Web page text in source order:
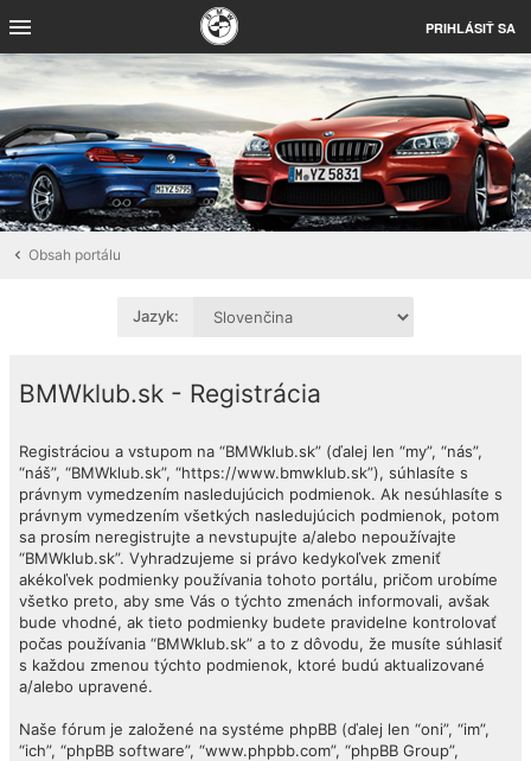
PRIHLÁSIŤ SA
Obsah portálu
Jazyk:
BMWklub.sk - Registrácia
Registráciou a vstupom na “BMWklub.sk” (ďalej len “my”, “nás”,
“náš”, “BMWklub.sk”, “https://www.bmwklub.sk”), súhlasíte s
právnym vymedzením nasledujúcich podmienok. Ak nesúhlasíte s
právnym vymedzením všetkých nasledujúcich podmienok, potom
sa prosím neregistrujte a nevstupujte a/alebo nepoužívajte
“BMWklub.sk”. Vyhradzujeme si právo kedykoľvek zmeniť
akékoľvek podmienky používania tohoto portálu, pričom urobíme
všetko preto, aby sme Vás o týchto zmenách informovali, avšak
bude vhodné, ak tieto podmienky budete pravidelne kontrolovať
počas používania “BMWklub.sk” a to z dôvodu, že musíte súhlasiť
s každou zmenou týchto podmienok, ktoré budú aktualizované
a/alebo upravené.
Naše fórum je založené na systéme phpBB (ďalej len “oni”, “im”,
“ich”, “phpBB software”, “www.phpbb.com”, “phpBB Group”,